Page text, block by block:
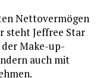
Nettovermögen
steht Jeffree Star
der Make-up-
auch mit